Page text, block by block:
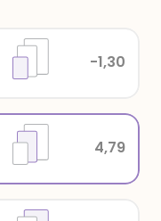
4,79
-1,30